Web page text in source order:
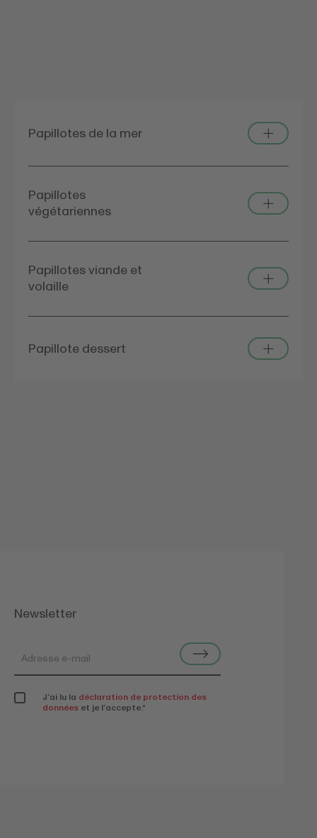
Papillotes de la mer
Papillotes
végétariennes
Papillotes viande et
volaille
Papillote dessert
Newsletter
J’ai lu la déclaration de protection des
données et je l’accepte.*